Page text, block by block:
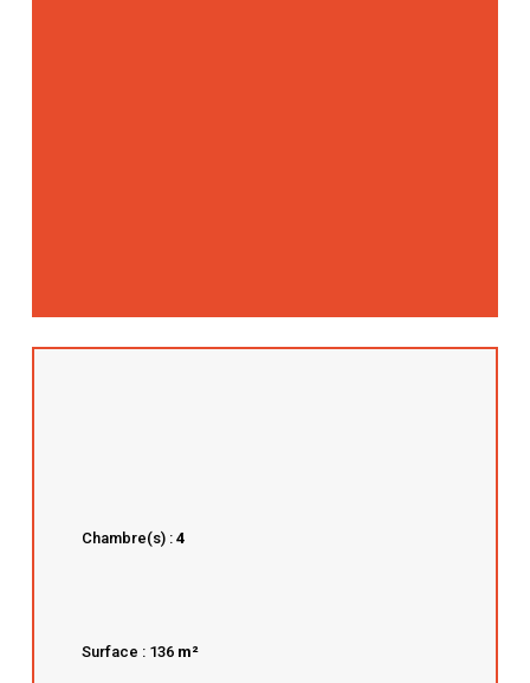
Chambre(s) :4
Surface : 136 m²